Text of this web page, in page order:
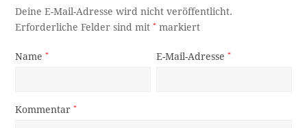
Deine E-Mail-Adresse wird nicht veröffentlicht.
Erforderliche Felder sind mit* markiert
Name* E-Mail-Adresse*
Kommentar*